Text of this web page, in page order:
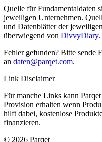
Quelle für Fundamentaldaten
jeweiligen Unternehmen.
und Datenblätter der
überwiegend von DivvyDiary.
Fehler gefunden? Bitte sende
an daten@parqet.com.
Link Disclaimer
Für manche Links kann
Provision erhalten wenn
hilft dabei, kostenlose
finanzieren.
© 2026 Parqet